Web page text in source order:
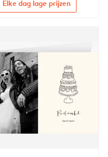
Elke dag lage prijzen